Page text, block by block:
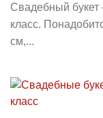
Свадебный
класс.
см,...